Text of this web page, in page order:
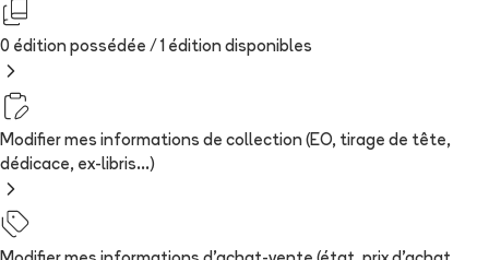
0 édition possédée / 1 édition disponibles
Modifier mes informations de collection (EO, tirage de tête,
dédicace, ex-libris...)